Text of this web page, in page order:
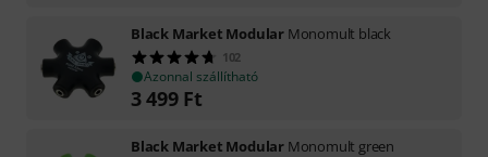
Black Market Modular Monomult black
102
Azonnal szállítható
3 499 Ft
Black Market Modular Monomult green